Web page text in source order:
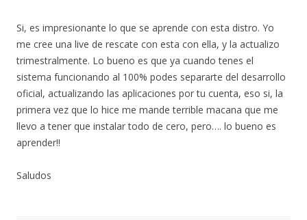
Si, es impresionante lo que se aprende con esta distro. Yo
me cree una live de rescate con esta con ella, y la actualizo
trimestralmente. Lo bueno es que ya cuando tenes el
sistema funcionando al 100% podes separarte del desarrollo
oficial, actualizando las aplicaciones por tu cuenta, eso si, la
primera vez que lo hice me mande terrible macana que me
llevo a tener que instalar todo de cero, pero…. lo bueno es
aprender!!
Saludos